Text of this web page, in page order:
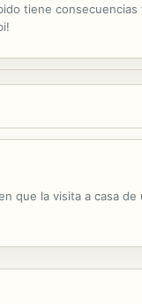
tiene
que la visita a casa